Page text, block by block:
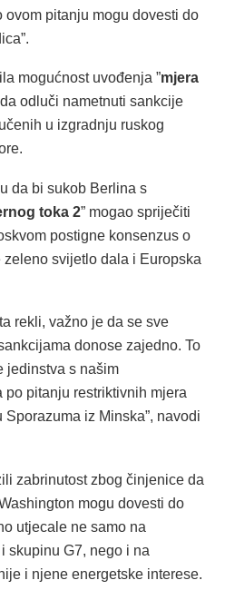
ovom pitanju mogu dovesti do
mogućnost uvođenja ”mjera
odluči nametnuti sankcije
u izgradnju ruskog
da bi sukob Berlina s
toka 2” mogao spriječiti
postigne konsenzus o
svijetlo dala i Europska
rekli, važno je da se sve
donose zajedno. To
jedinstva s našim
po pitanju restriktivnih mjera
iz Minska”, navodi
zabrinutost zbog činjenice da
mogu dovesti do
utjecale ne samo na
skupinu G7, nego i na
i njene energetske interese.